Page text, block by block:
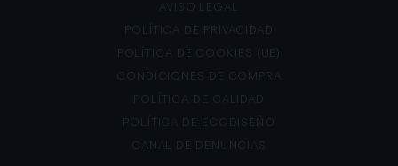
AVISO LEGAL
POLÍTICA DE PRIVACIDAD
POLÍTICA DE COOKIES (UE)
CONDICIONES DE COMPRA
POLÍTICA DE CALIDAD
POLÍTICA DE ECODISEÑO
CANAL DE DENUNCIAS